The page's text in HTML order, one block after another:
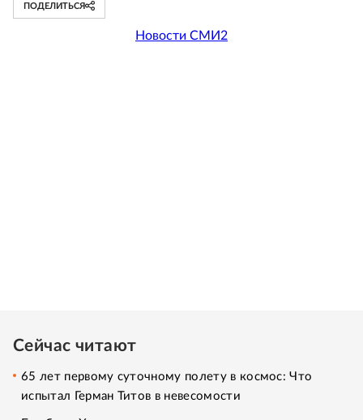
ПОДЕЛИТЬСЯ
Новости СМИ2
Сейчас читают
65 лет первому суточному полету в космос: Что
испытал Герман Титов в невесомости